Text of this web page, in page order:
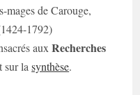
mages de Carouge,
1792)
auxRecherches
sur lasynthèse.